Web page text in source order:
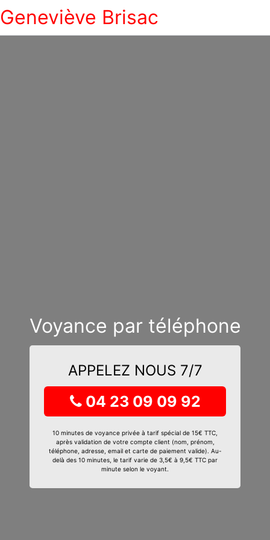
Geneviève Brisac
Voyance par téléphone
APPELEZ NOUS 7/7
04 23 09 09 92
10 minutes de voyance privée à tarif spécial de 15€ TTC,
après validation de votre compte client (nom, prénom,
téléphone, adresse, email et carte de paiement valide). Au-
delà des 10 minutes, le tarif varie de 3,5€ à 9,5€ TTC par
minute selon le voyant.